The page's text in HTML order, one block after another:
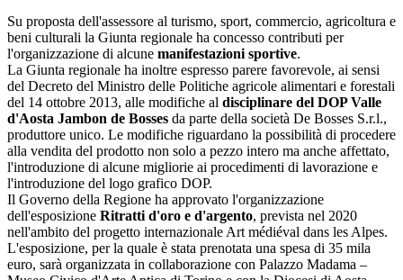
Su proposta dell'assessore al turismo, sport, commercio, agricoltura e
beni culturali la Giunta regionale ha concesso contributi per
l'organizzazione di alcune manifestazioni sportive.
La Giunta regionale ha inoltre espresso parere favorevole, ai sensi
del Decreto del Ministro delle Politiche agricole alimentari e forestali
del 14 ottobre 2013, alle modifiche al disciplinare del DOP Valle
d'Aosta Jambon de Bosses da parte della società De Bosses S.r.l.,
produttore unico. Le modifiche riguardano la possibilità di procedere
alla vendita del prodotto non solo a pezzo intero ma anche affettato,
l'introduzione di alcune migliorie ai procedimenti di lavorazione e
l'introduzione del logo grafico DOP.
Il Governo della Regione ha approvato l'organizzazione
dell'esposizione Ritratti d'oro e d'argento, prevista nel 2020
nell'ambito del progetto internazionale Art médiéval dans les Alpes.
L'esposizione, per la quale è stata prenotata una spesa di 35 mila
euro, sarà organizzata in collaborazione con Palazzo Madama –